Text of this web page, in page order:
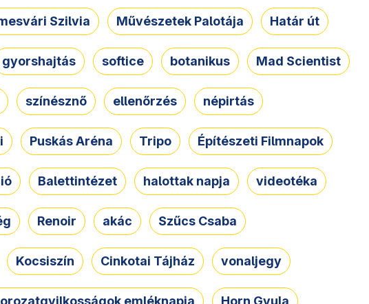
Szilvia Művészetek Palotája Határ út
gyorshajtás softice botanikus Mad Scientist
színésznő ellenőrzés népirtás
Puskás Aréna Tripo Építészeti Filmnapok
Balettintézet halottak napja videotéka
Renoir akác Szűcs Csaba
Kocsiszín Cinkotai Tájház vonaljegy
emléknapja Horn Gyula